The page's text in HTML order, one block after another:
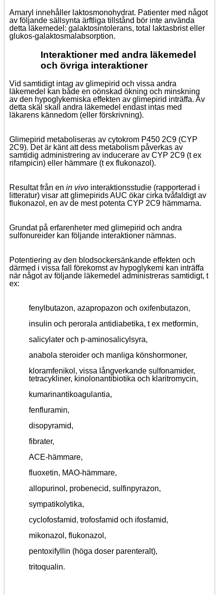
Amaryl innehåller laktosmonohydrat. Patienter med något
av följande sällsynta ärftliga tillstånd bör inte använda
detta läkemedel: galaktosintolerans, total laktasbrist eller
glukos-galaktosmalabsorption.
Interaktioner med andra läkemedel
och övriga interaktioner
Vid samtidigt intag av glimepirid och vissa andra
läkemedel kan både en oönskad ökning och minskning
av den hypoglykemiska effekten av glimepirid inträffa. Av
detta skäl skall andra läkemedel endast intas med
läkarens kännedom (eller förskrivning).
Glimepirid metaboliseras av cytokrom P450 2C9 (CYP
2C9). Det är känt att dess metabolism påverkas av
samtidig administrering av inducerare av CYP 2C9 (t ex
rifampicin) eller hämmare (t ex flukonazol).
Resultat från en in vivo interaktionsstudie (rapporterad i
litteratur) visar att glimepirids AUC ökar cirka tvåfaldigt av
flukonazol, en av de mest potenta CYP 2C9 hämmarna.
Grundat på erfarenheter med glimepirid och andra
sulfonureider kan följande interaktioner nämnas.
Potentiering av den blodsockersänkande effekten och
därmed i vissa fall förekomst av hypoglykemi kan inträffa
när något av följande läkemedel administreras samtidigt, t
ex:
fenylbutazon, azapropazon och oxifenbutazon,
insulin och perorala antidiabetika, t ex metformin,
salicylater och p-aminosalicylsyra,
anabola steroider och manliga könshormoner,
kloramfenikol, vissa långverkande sulfonamider,
tetracykliner, kinolonantibiotika och klaritromycin,
kumarinantikoagulantia,
fenfluramin,
disopyramid,
fibrater,
ACE-hämmare,
fluoxetin, MAO-hämmare,
allopurinol, probenecid, sulfinpyrazon,
sympatikolytika,
cyclofosfamid, trofosfamid och ifosfamid,
mikonazol, flukonazol,
pentoxifyllin (höga doser parenteralt),
tritoqualin.